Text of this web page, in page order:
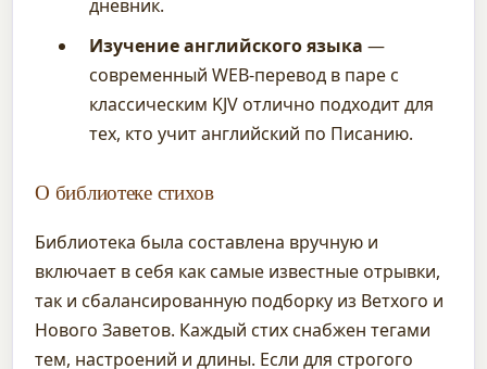
дневник.
Изучение английского языка —
современный WEB-перевод в паре с
классическим KJV отлично подходит для
тех, кто учит английский по Писанию.
О библиотеке стихов
Библиотека была составлена вручную и
включает в себя как самые известные отрывки,
так и сбалансированную подборку из Ветхого и
Нового Заветов. Каждый стих снабжен тегами
тем, настроений и длины. Если для строгого